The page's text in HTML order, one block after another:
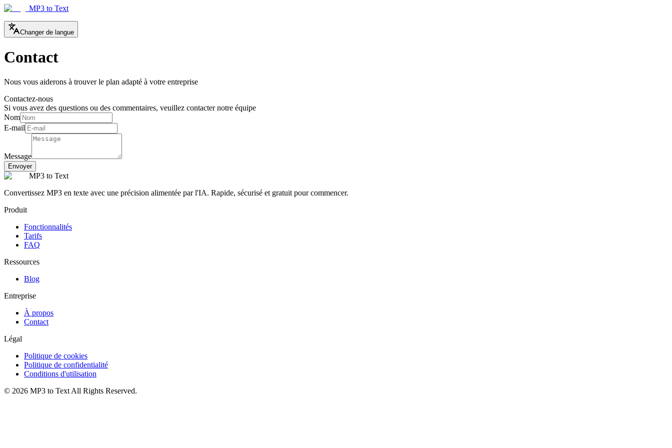
MP3 to Text
Changer de langue
Contact
Nous vous aiderons à trouver le plan adapté à votre entreprise
Contactez-nous
Si vous avez des questions ou des commentaires, veuillez contacter notre équipe
Nom
E-mail
Message
Envoyer
MP3 to Text
Convertissez MP3 en texte avec une précision alimentée par l'IA. Rapide, sécurisé et gratuit pour commencer.
Produit
Fonctionnalités
Tarifs
FAQ
Ressources
Blog
Entreprise
À propos
Contact
Légal
Politique de cookies
Politique de confidentialité
Conditions d'utilisation
© 2026 MP3 to Text All Rights Reserved.